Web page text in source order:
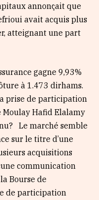
annonçait que
avait acquis plus
atteignant une part
gagne 9,93%
à 1.473 dirhams.
prise de participation
Hafid Elalamy
Le marché semble
sur le titre d’une
acquisitions
communication
Bourse de
de participation